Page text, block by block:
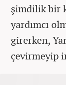
şimdilik bir
yardımcı
girerken,
çevirmeyip